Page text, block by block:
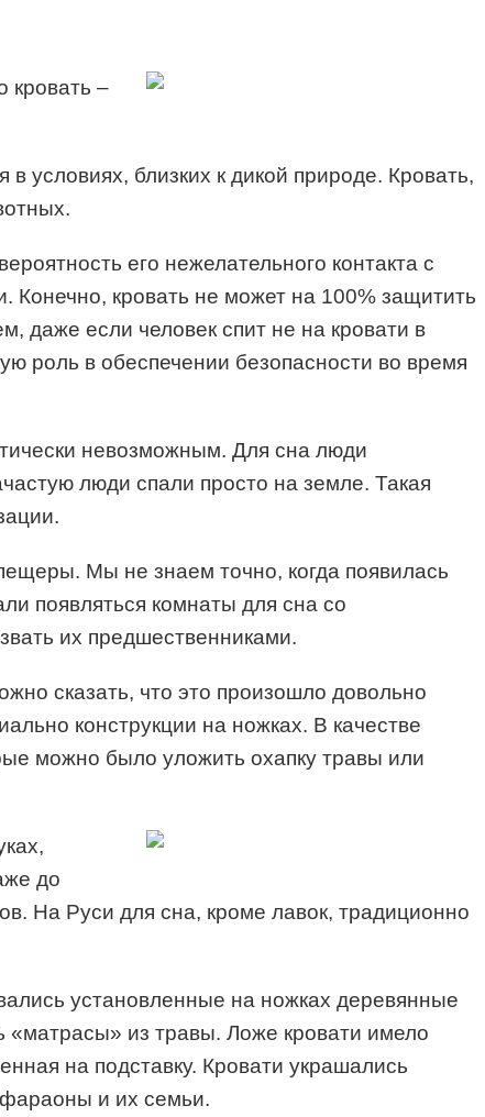
кровать –
условиях, близких к дикой природе. Кровать,
его нежелательного контакта с
Конечно, кровать не может на 100% защитить
даже если человек спит не на кровати в
роль в обеспечении безопасности во время
невозможным. Для сна люди
люди спали просто на земле. Такая
Мы не знаем точно, когда появилась
появляться комнаты для сна со
их предшественниками.
сказать, что это произошло довольно
конструкции на ножках. В качестве
можно было уложить охапку травы или
до
На Руси для сна, кроме лавок, традиционно
установленные на ножках деревянные
из травы. Ложе кровати имело
на подставку. Кровати украшались
фараоны и их семьи.